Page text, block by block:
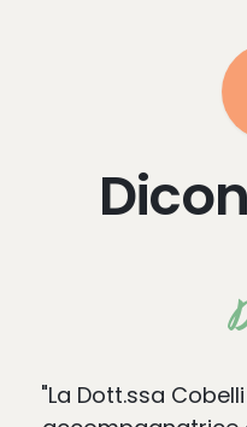
"La Dott.ssa